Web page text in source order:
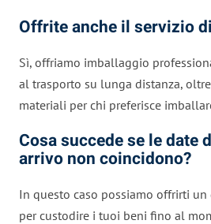
Offrite anche il servizio
Sì, offriamo imballaggio
al trasporto su lunga distanza,
materiali per chi preferisce
Cosa succede se le date
arrivo non coincidono?
In questo caso possiamo offrirti
per custodire i tuoi beni fino al